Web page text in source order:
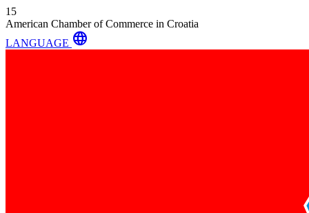
15
American Chamber of Commerce in Croatia
LANGUAGE language